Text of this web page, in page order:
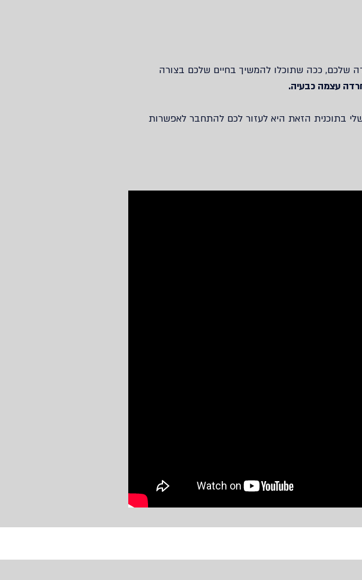
שלכם‫,‬ ככה שתוכלו להמשיך בחיים שלכם בצורה
עצמה כבעיה‫.‬
בתוכנית הזאת היא לעזור לכם להתחבר לאפשרות